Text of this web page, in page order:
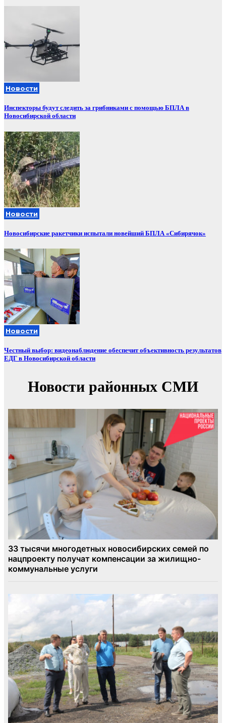
Новости
Инспекторы будут следить за грибниками с помощью БПЛА в
Новосибирской области
Новости
Новосибирские ракетчики испытали новейший БПЛА «Сибирячок»
Новости
Честный выбор: видеонаблюдение обеспечит объективность результатов
ЕДГ в Новосибирской области